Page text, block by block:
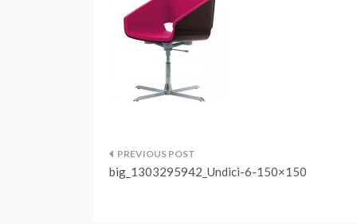
Navegação
big_1303295942_Undici-6-150×150